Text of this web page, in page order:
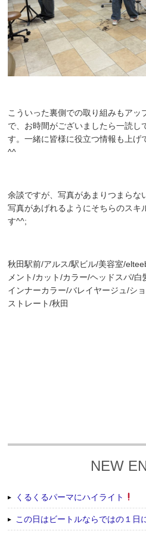
こういった裏側での取り組みもアッ
で、お時間がございましたら一読し
す。一緒に皆様に役立つ情報も上げ
^^
余談ですが、写真があまりつまらな
写真があげれるようにそちらのスキ
す^^;
秋田駅前/アルス/駅ビル/美容室/
メント/カット/カラー/ヘッドスパ/
インナーカラー/バレイヤージュ/シ
ストレート/秋田
NEW
くるくるパーマにハイライト
この日はビートルならではの１日